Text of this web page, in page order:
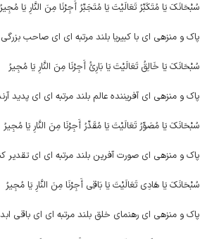
سُبْحَانَکَ یَا مُتَکَبِّرُ تَعَالَیْتَ یَا مُتَجَبِّرُ أَجِرْنَا مِنَ النَّارِ یَا مُجِیرُ
پاک و منزهى اى با کبیریا بلند مرتبه‏ اى اى صاحب
سُبْحَانَکَ یَا خَالِقُ تَعَالَیْتَ یَا بَارِئُ أَجِرْنَا مِنَ النَّارِ یَا مُجِیرُ
پاک و منزهى اى آفریننده عالم بلند مرتبه ‏اى اى پدید
سُبْحَانَکَ یَا مُصَوِّرُ تَعَالَیْتَ یَا مُقَدِّرُ أَجِرْنَا مِنَ النَّارِ یَا مُجِیرُ
پاک و منزهى اى صورت آفرین بلند مرتبه‏ اى اى تقدیر
سُبْحَانَکَ یَا هَادِی تَعَالَیْتَ یَا بَاقِی أَجِرْنَا مِنَ النَّارِ یَا مُجِیرُ
پاک و منزهى اى رهنماى خلق بلند مرتبه‏ اى اى باقى